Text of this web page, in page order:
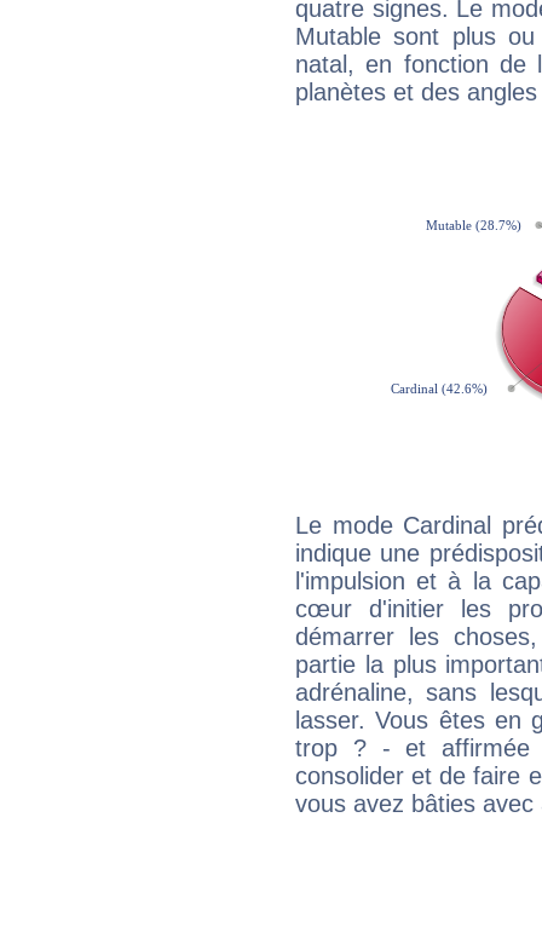
quatre signes. Le
Mutable sont plus
natal, en fonction de
planètes et des
Le mode Cardinal
indique une
l'impulsion et à la
cœur d'initier les
démarrer les
partie la plus
adrénaline, sans
lasser. Vous êtes en
trop ? - et affirmée
consolider et de faire
vous avez bâties avec